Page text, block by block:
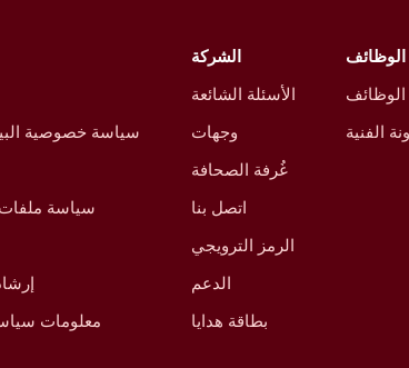
سياسة خصوصية
سياسة ملفات
معلومات
الوظائف
الوظائف
الفنية
الشركة
الأسئلة الشائعة
وجهات
غُرفة الصحافة
اتصل بنا
الرمز الترويجي
الدعم
بطاقة هدايا